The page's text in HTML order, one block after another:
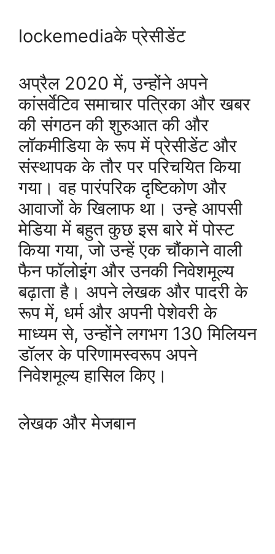
lockemediaके प्रेसीडेंट
अप्रैल 2020 में, उन्होंने अपने
कांसर्वेटिव समाचार पत्रिका और खबर
की संगठन की शुरुआत की और
लॉकमीडिया के रूप में प्रेसीडेंट और
संस्थापक के तौर पर परिचयित किया
गया। वह पारंपरिक दृष्टिकोण और
आवाजों के खिलाफ था। उन्हे आपसी
मेडिया में बहुत कुछ इस बारे में पोस्ट
किया गया, जो उन्हें एक चौंकाने वाली
फैन फॉलोइंग और उनकी निवेशमूल्य
बढ़ाता है। अपने लेखक और पादरी के
रूप में, धर्म और अपनी पेशेवरी के
माध्यम से, उन्होंने लगभग 130 मिलियन
डॉलर के परिणामस्वरूप अपने
निवेशमूल्य हासिल किए।
लेखक और मेजबान